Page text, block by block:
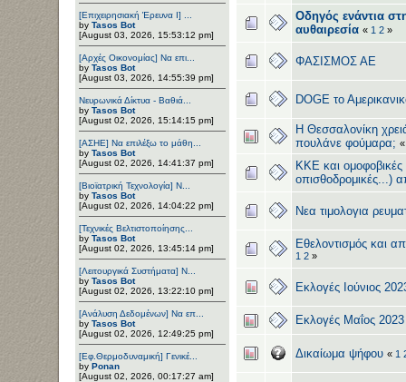
[Επιχειρησιακή Έρευνα Ι] ...
by Tasos Bot
[August 03, 2026, 15:53:12 pm]
[Αρχές Οικονομίας] Να επι...
by Tasos Bot
[August 03, 2026, 14:55:39 pm]
Νευρωνικά Δίκτυα - Βαθιά...
by Tasos Bot
[August 02, 2026, 15:14:15 pm]
[ΑΣΗΕ] Να επιλέξω το μάθη...
by Tasos Bot
[August 02, 2026, 14:41:37 pm]
[Βιοϊατρική Τεχνολογία] Ν...
by Tasos Bot
[August 02, 2026, 14:04:22 pm]
[Τεχνικές Βελτιστοποίησης...
by Tasos Bot
[August 02, 2026, 13:45:14 pm]
[Λειτουργικά Συστήματα] Ν...
by Tasos Bot
[August 02, 2026, 13:22:10 pm]
[Ανάλυση Δεδομένων] Να επ...
by Tasos Bot
[August 02, 2026, 12:49:25 pm]
[Εφ.Θερμοδυναμική] Γενικέ...
by Ponan
[August 02, 2026, 00:17:27 am]
Οδηγός ενάντια
αυθαιρεσία « 1 2 »
ΦΑΣΙΣΜΟΣ ΑΕ
DOGE το
Η Θεσσαλονίκη
πουλάνε φούμαρα;
KKE και
οπισθοδρομικές...)
Νεα τιμολογια
Eθελοντισμός και
1 2 »
Εκλογές Ιούνιος
Εκλογές Μαΐος 2023
Δικαίωμα ψήφου « 1